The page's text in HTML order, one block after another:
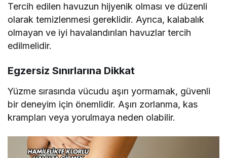
Tercih edilen havuzun hijyenik olması ve düzenli
olarak temizlenmesi gereklidir. Ayrıca, kalabalık
olmayan ve iyi havalandırılan havuzlar tercih
edilmelidir.
Egzersiz Sınırlarına Dikkat
Yüzme sırasında vücudu aşırı yormamak, güvenli
bir deneyim için önemlidir. Aşırı zorlanma, kas
krampları veya yorulmaya neden olabilir.